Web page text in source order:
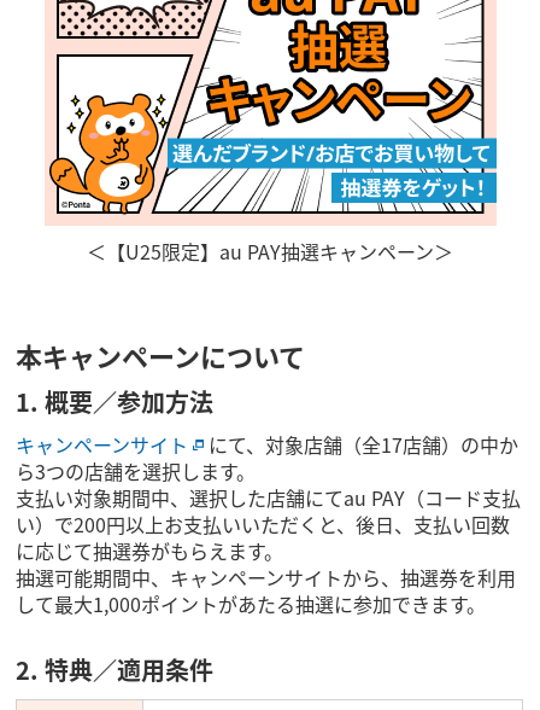
＜【U25限定】au PAY抽選キャンペーン＞
本キャンペーンについて
1. 概要／参加方法
キャンペーンサイト
にて、対象店舗（全17店舗）の中か
ら3つの店舗を選択します。
支払い対象期間中、選択した店舗にてau PAY（コード支払
い）で200円以上お支払いいただくと、後日、支払い回数
に応じて抽選券がもらえます。
抽選可能期間中、キャンペーンサイトから、抽選券を利用
して最大1,000ポイントがあたる抽選に参加できます。
2. 特典／適用条件